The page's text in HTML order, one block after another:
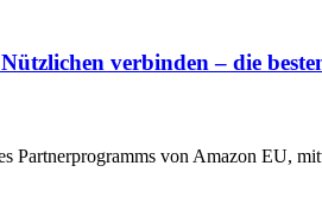
verbinden – die
Partnerprogramms von Amazon EU,